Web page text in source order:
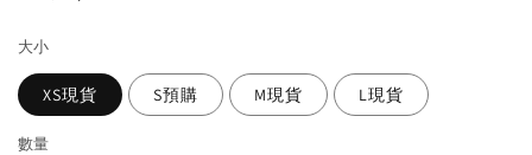
大小
XS現貨 S預購 M現貨 L現貨
數量